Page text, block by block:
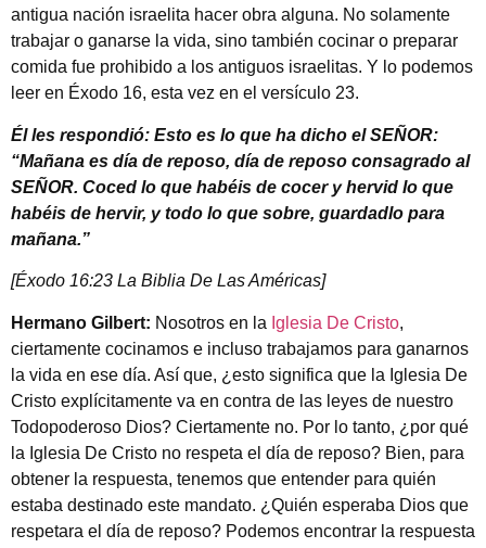
antigua nación israelita hacer obra alguna. No solamente
trabajar o ganarse la vida, sino también cocinar o preparar
comida fue prohibido a los antiguos israelitas. Y lo podemos
leer en Éxodo 16, esta vez en el versículo 23.
Él les respondió: Esto es lo que ha dicho el SEÑOR:
“Mañana es día de reposo, día de reposo consagrado al
SEÑOR. Coced lo que habéis de cocer y hervid lo que
habéis de hervir, y todo lo que sobre, guardadlo para
mañana.”
[Éxodo 16:23 La Biblia De Las Américas]
Hermano Gilbert: Nosotros en la Iglesia De Cristo,
ciertamente cocinamos e incluso trabajamos para ganarnos
la vida en ese día. Así que, ¿esto significa que la Iglesia De
Cristo explícitamente va en contra de las leyes de nuestro
Todopoderoso Dios? Ciertamente no. Por lo tanto, ¿por qué
la Iglesia De Cristo no respeta el día de reposo? Bien, para
obtener la respuesta, tenemos que entender para quién
estaba destinado este mandato. ¿Quién esperaba Dios que
respetara el día de reposo? Podemos encontrar la respuesta